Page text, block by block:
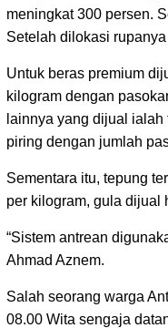
meningkat 300 persen.
Setelah dilokasi
Untuk beras premium
kilogram dengan
lainnya yang dijual
piring dengan jumlah
Sementara itu, tepung
per kilogram, gula dijual
“Sistem antrean
Ahmad Aznem.
Salah seorang warga
08.00 Wita sengaja